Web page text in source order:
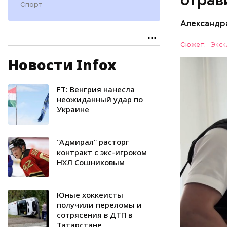
Спорт
Новости Infox
FT: Венгрия нанесла
неожиданный удар по
Украине
"Адмирал" расторг
контракт с экс-игроком
НХЛ Сошниковым
Юные хоккеисты
получили переломы и
сотрясения в ДТП в
Татарстане
Сюжет:
Все
изъятой
Видео: